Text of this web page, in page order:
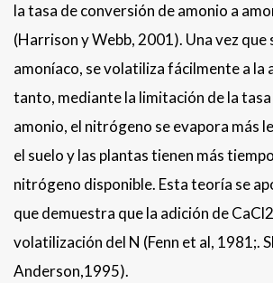
la tasa de conversión de amonio a
(Harrison y Webb, 2001). Una vez que
amoníaco, se volatiliza fácilmente a la
tanto, mediante la limitación de la
amonio, el nitrógeno se evapora más
el suelo y las plantas tienen más
nitrógeno disponible. Esta teoría se
que demuestra que la adición de
volatilización del N (Fenn et al, 1981;.
Anderson,1995).